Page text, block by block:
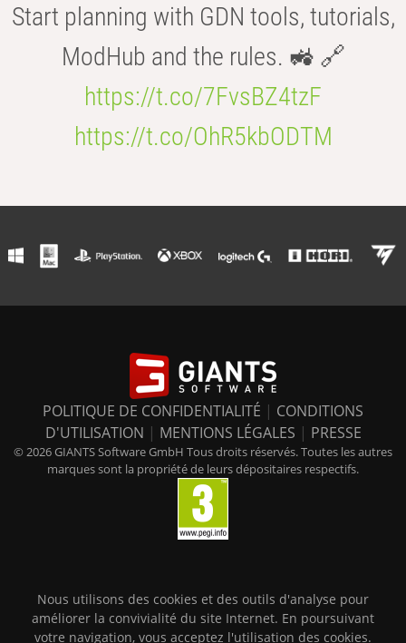
Start planning with GDN tools, tutorials,
ModHub and the rules. 🚜 🔗
https://t.co/7FvsBZ4tzF
https://t.co/OhR5kbODTM
POLITIQUE DE CONFIDENTIALITÉ | CONDITIONS
D'UTILISATION | MENTIONS LÉGALES | PRESSE
© 2026 GIANTS Software GmbH Tous droits réservés. Toutes les autres
marques sont la propriété de leurs dépositaires respectifs.
Nous utilisons des cookies et des outils d'analyse pour
améliorer la convivialité du site Internet. En poursuivant
votre navigation, vous acceptez l'utilisation des cookies.